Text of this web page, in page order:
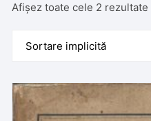
Afișez toate cele 2 rezultate